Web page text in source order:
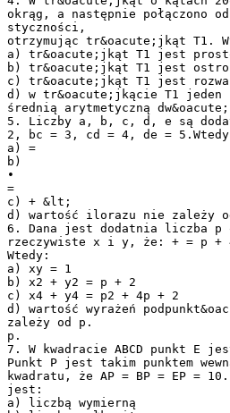
okrąg, a następnie połączono
styczności,
otrzymując tr&oacute;jkąt T1.
a) tr&oacute;jkąt T1 jest
b) tr&oacute;jkąt T1 jest
c) tr&oacute;jkąt T1 jest
d) w tr&oacute;jkącie T1 jeden
średnią arytmetyczną
5. Liczby a, b, c, d, e są
2, bc = 3, cd = 4, de =
a) =
b)
∙
=
c) + &lt;
d) wartość ilorazu nie zależy
6. Dana jest dodatnia liczba
rzeczywiste x i y, że: + = p +
Wtedy:
a) xy = 1
b) x2 + y2 = p + 2
c) x4 + y4 = p2 + 4p + 2
d) wartość wyrażeń
zależy od p.
p.
7. W kwadracie ABCD punkt E
Punkt P jest takim punktem
kwadratu, że AP = BP = EP =
jest:
a) liczbą wymierną